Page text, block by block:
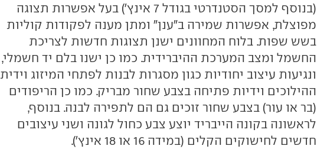
(בנוסף למסך הסטנדרטי בגודל 7 אינץ') בעל אפשרות תצוגה
מפוצלת, אפשרות שמירה ב"ענן" ומתן מענה לפקודות קוליות
בשש שפות. בלוח המחוונים ישנן תצוגות חדשות לצריכת
החשמל ומצב המערכת ההיברידית. כמו כן ישנו בלם יד חשמלי,
ונגיעות עיצוב יחודיות כגון מסגרות לבנות לפתחי המיזוג וידית
ההילוכים וידיות פתיחה בצבע שחור מבריק. כמו כן הריפודים
(בר או עור) בצבע שחור זוכים גם הם לתפירה לבנה. בנוסף,
לראשונה בקונה הייבריד יוצע צבע כחול לגונה ושני עיצובים
חדשים לחישוקים הקלים (במידה 16 או 18 אינץ').